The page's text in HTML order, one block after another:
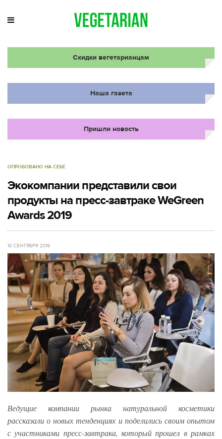
Скидки вегетарианцам
Наша газета
Пришли новость
ОПРОБОВАНО НА СЕБЕ
Экокомпании представили свои
продукты на пресс-завтраке WeGreen
Awards 2019
10 СЕНТЯБРЯ 2019
Ведущие компании рынка натуральной косметики
рассказали о новых тенденциях и поделились своим опытом
с участниками пресс-завтрака, который прошел в рамках